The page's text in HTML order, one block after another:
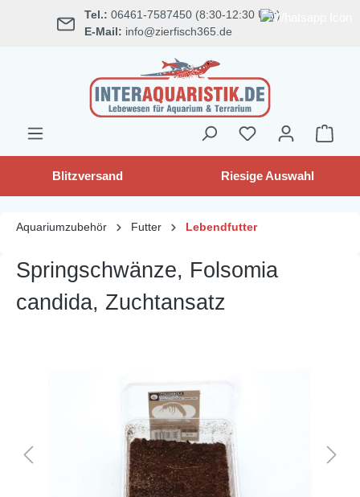
springen Tel.: 06461-7587450 (8:30-12:30 Uhr)
E-Mail: info@zierfisch365.de
Blitzversand Riesige Auswahl
Aquariumzubehör Futter Lebendfutter
Springschwänze, Folsomia
candida, Zuchtansatz